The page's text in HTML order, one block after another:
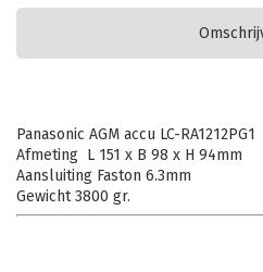
Panasonic AGM accu LC-
Afmeting L 151 x B 98 x H 94mm
Aansluiting Faston 6.3mm
Gewicht 3800 gr.